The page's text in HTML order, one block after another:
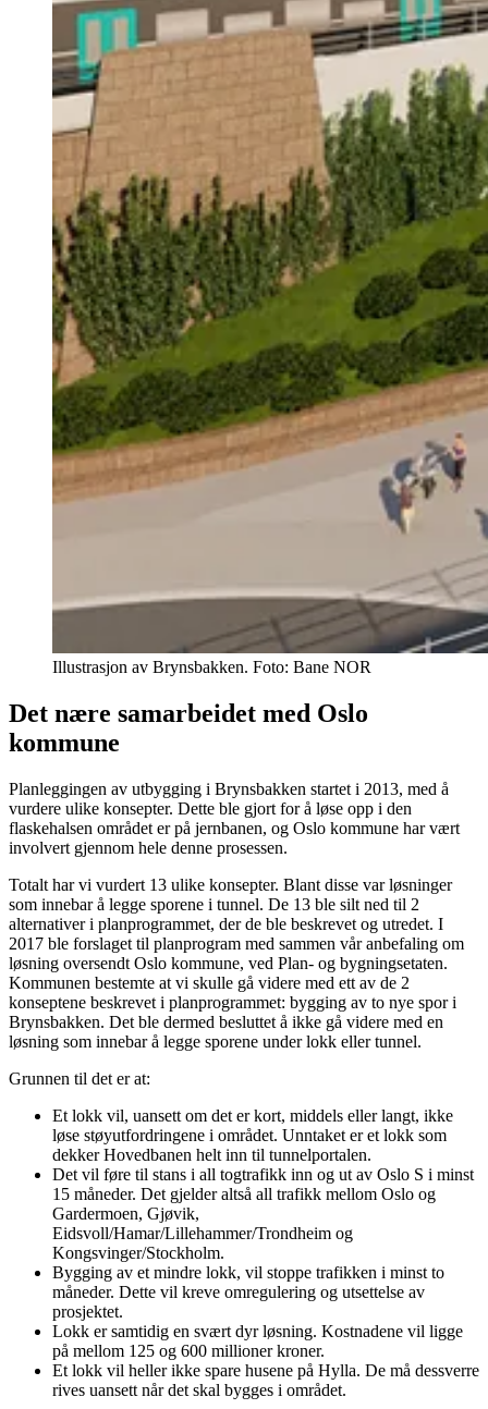
Illustrasjon av Brynsbakken. Foto: Bane NOR
Det nære samarbeidet med Oslo
kommune
Planleggingen av utbygging i Brynsbakken startet i 2013, med å
vurdere ulike konsepter. Dette ble gjort for å løse opp i den
flaskehalsen området er på jernbanen, og Oslo kommune har vært
involvert gjennom hele denne prosessen.
Totalt har vi vurdert 13 ulike konsepter. Blant disse var løsninger
som innebar å legge sporene i tunnel. De 13 ble silt ned til 2
alternativer i planprogrammet, der de ble beskrevet og utredet. I
2017 ble forslaget til planprogram med sammen vår anbefaling om
løsning oversendt Oslo kommune, ved Plan- og bygningsetaten.
Kommunen bestemte at vi skulle gå videre med ett av de 2
konseptene beskrevet i planprogrammet: bygging av to nye spor i
Brynsbakken. Det ble dermed besluttet å ikke gå videre med en
løsning som innebar å legge sporene under lokk eller tunnel.
Grunnen til det er at:
Et lokk vil, uansett om det er kort, middels eller langt, ikke
løse støyutfordringene i området. Unntaket er et lokk som
dekker Hovedbanen helt inn til tunnelportalen.
Det vil føre til stans i all togtrafikk inn og ut av Oslo S i minst
15 måneder. Det gjelder altså all trafikk mellom Oslo og
Gardermoen, Gjøvik,
Eidsvoll/Hamar/Lillehammer/Trondheim og
Kongsvinger/Stockholm.
Bygging av et mindre lokk, vil stoppe trafikken i minst to
måneder. Dette vil kreve omregulering og utsettelse av
prosjektet.
Lokk er samtidig en svært dyr løsning. Kostnadene vil ligge
på mellom 125 og 600 millioner kroner.
Et lokk vil heller ikke spare husene på Hylla. De må dessverre
rives uansett når det skal bygges i området.